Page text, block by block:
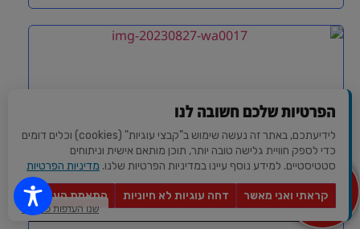
סטו קונספט
מקום
לאירוע?
הפרטיות שלכם חשובה לנו
לידיעתכם, באתר זה נעשה שימוש ב"קבצי עוגיות" (cookies) וכלים דומים
כדי לספק חוויית גלישה טובה יותר, תוכן מותאם אישית וניתוחים
סטטיסטיים. למידע נוסף עיינו במדיניות הפרטיות שלנו. מדיניות הפרטיות
קראתי ואני מאשר דחה עוגיות לא חיוניות
התאמת העדפות
שנו העדפות פרטיות